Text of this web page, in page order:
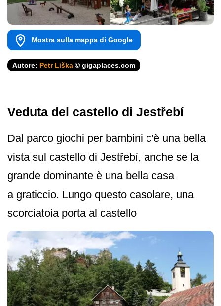
Mostra sulla mappa di Google
Autore: Petr Liška © gigaplaces.com
Veduta del castello di Jestřebí
Dal parco giochi per bambini c'è una bella
vista sul castello di Jestřebí, anche se la
grande dominante è una bella casa
a graticcio. Lungo questo casolare, una
scorciatoia porta al castello